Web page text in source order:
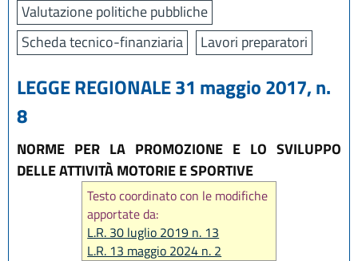
Valutazione politiche pubbliche
Scheda tecnico-finanziaria
Lavori preparatori
LEGGE REGIONALE 31 maggio 2017, n.
8
NORME PER LA PROMOZIONE E LO SVILUPPO
DELLE ATTIVITÀ MOTORIE E SPORTIVE
Testo coordinato con le modifiche
apportate da:
L.R. 30 luglio 2019 n. 13
L.R. 13 maggio 2024 n. 2